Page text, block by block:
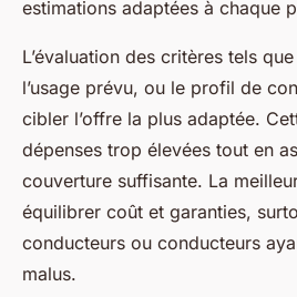
estimations adaptées à chaque
L’évaluation des critères tels
l’usage prévu, ou le profil de
cibler l’offre la plus adaptée.
dépenses trop élevées tout en
couverture suffisante. La
équilibrer coût et garanties,
conducteurs ou conducteurs
malus.